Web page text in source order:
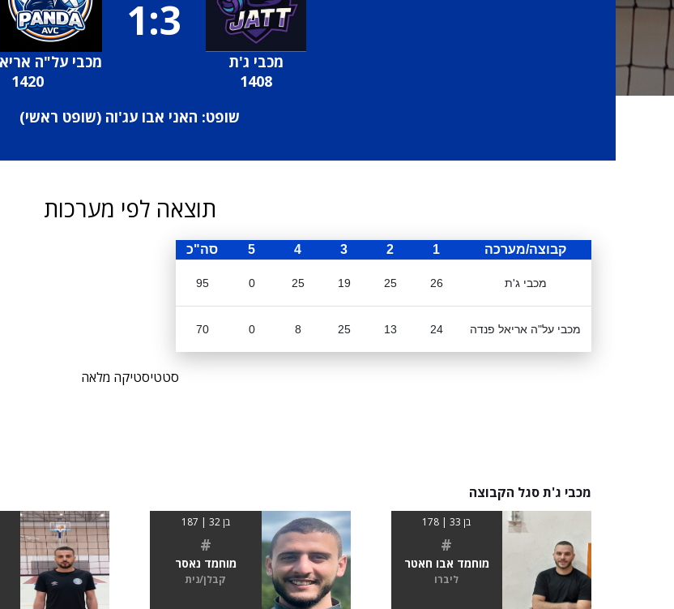
מכבי ג'ת
1408
1:3
מכבי על"ה
1420
שופט: האני אבו עג'וה (שופט ראשי)
תוצאה לפי מערכות
קבוצה/מערכה 1
2
3
4
5 סה"כ
מכבי ג'ת 26
25
19
25
0
95
מכבי על"ה אריאל פנדה 24
13
25
8
0
70
סטטיסטיקה מלאה
מכבי ג'ת סגל הקבוצה
בן 33 | 178
#
מוחמד אבו חאטר
ליברו
בן 32 | 187
#
מוחמד נאסר
קבלן/נית